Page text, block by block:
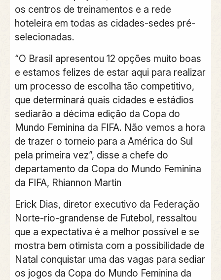
os centros de treinamentos e a rede
hoteleira em todas as cidades-sedes pré-
selecionadas.
“O Brasil apresentou 12 opções muito boas
e estamos felizes de estar aqui para realizar
um processo de escolha tão competitivo,
que determinará quais cidades e estádios
sediarão a décima edição da Copa do
Mundo Feminina da FIFA. Não vemos a hora
de trazer o torneio para a América do Sul
pela primeira vez”, disse a chefe do
departamento da Copa do Mundo Feminina
da FIFA, Rhiannon Martin
Erick Dias, diretor executivo da Federação
Norte-rio-grandense de Futebol, ressaltou
que a expectativa é a melhor possível e se
mostra bem otimista com a possibilidade de
Natal conquistar uma das vagas para sediar
os jogos da Copa do Mundo Feminina da